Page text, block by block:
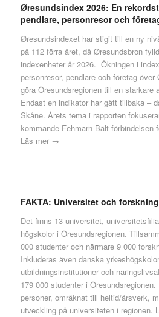
Øresundsindex 2026: En
pendlare, personresor och
Øresundsindexet har stigit till en ny
på 112 förra året, då Øresundsbron
indexenheter år 2026. Ökningen i
personresor, pendlare och företag
göra Öresundsregionen till en starkare
Endast en indikator har gått tillbaka –
Skåne. Årets tema i rapporten
kommande Fehmarn Bält-förbindelsen
Läs mer →
FAKTA: Universitet och
Det finns 13 universitet,
högskolor i Öresundsregionen.
000 studenter och närmare 9 000
Inkluderas även danska
utbildningsinstitutioner och
179 000 studenter i
personer, omräknat till heltid/årsverk,
utveckling på universiteten i regionen.